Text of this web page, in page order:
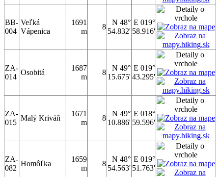
BB-
004
Veľká
Vápenica
1691
m
8
N 48°
54.832'
E 019°
58.916'
ZA-
014
Osobitá
1687
m
8
N 49°
15.675'
E 019°
43.295'
ZA-
015
Malý Kriváň
1671
m
8
N 49°
10.886'
E 018°
59.596'
ZA-
082
Homôľka
1659
m
8
N 48°
54.563'
E 019°
51.763'